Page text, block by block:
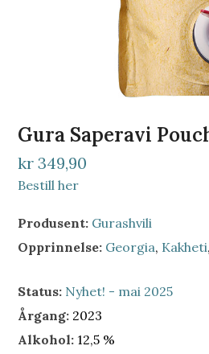
Gura Saperavi
kr 349,90
Bestill her
Produsent: Gurashvili
Opprinnelse: Georgia, Kakheti
Status: Nyhet! - mai 2025
Årgang: 2023
Alkohol: 12,5 %